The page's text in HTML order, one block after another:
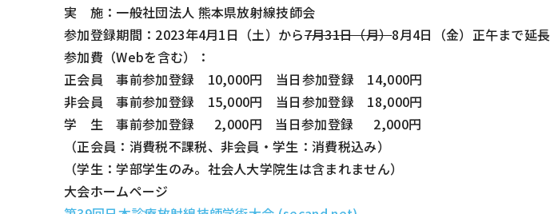
実 施：一般社団法人 熊本県放射線技師会
参加登録期間：2023年4月1日（土）から7月31日（月）8月4日（金）正午まで延長
参加費（Webを含む）：
正会員 事前参加登録 10,000円 当日参加登録 14,000円
非会員 事前参加登録 15,000円 当日参加登録 18,000円
学 生 事前参加登録 2,000円 当日参加登録 2,000円
（正会員：消費税不課税、非会員・学生：消費税込み）
（学生：学部学生のみ。社会人大学院生は含まれません）
大会ホームページ